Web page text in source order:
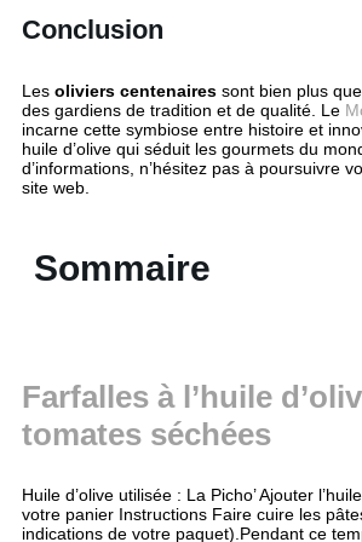
Conclusion
Les oliviers centenaires sont bien plus
des gardiens de tradition et de qualité. Le
incarne cette symbiose entre histoire et
huile d’olive qui séduit les gourmets du
d’informations, n’hésitez pas à poursuivre
site web.
Sommaire
Farfalles à l’huile
tomates séchées
Huile d’olive utilisée : La Picho’ Ajouter
votre panier Instructions Faire cuire les
indications de votre paquet).Pendant ce